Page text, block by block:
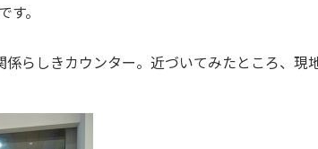
。
らしきカウンター。近づいてみたところ、現